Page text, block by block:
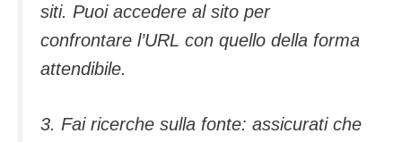
siti. Puoi accedere al sito per
confrontare l’URL con quello della forma
attendibile.
3. Fai ricerche sulla fonte: assicurati che